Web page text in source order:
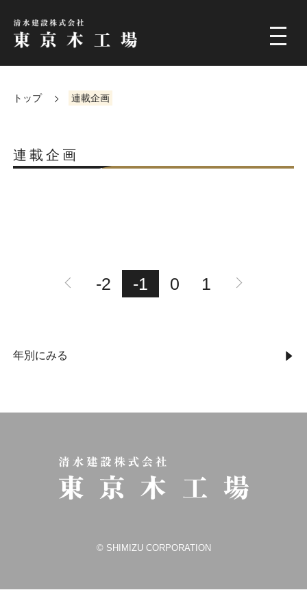
トップ 連載企画
連載企画
-2 -1 0 1
年別にみる
© SHIMIZU CORPORATION